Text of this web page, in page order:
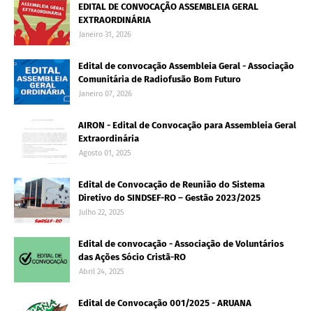
EDITAL DE CONVOCAÇÃO ASSEMBLEIA GERAL
EXTRAORDINÁRIA
Janeiro 31, 2026
Edital de convocação Assembleia Geral - Associação
Comunitária de Radiofusão Bom Futuro
Janeiro 07, 2026
AIRON - Edital de Convocação para Assembleia Geral
Extraordinária
Agosto 01, 2025
Edital de Convocação de Reunião do Sistema
Diretivo do SINDSEF-RO – Gestão 2023/2025
Julho 22, 2025
Edital de convocação - Associação de Voluntários
das Ações Sócio Cristã-RO
Abril 24, 2025
Edital de Convocação 001/2025 - ARUANA